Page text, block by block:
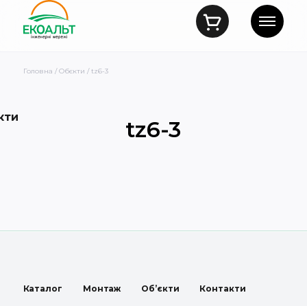
Головна /Обєкти / tz6-3
tz6-3
Каталог Монтаж Об’єкти Контакти